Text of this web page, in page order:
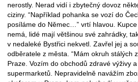
nerostly. Nerad vidí i zbytečný dovoz
ciziny. “Například pohanka se vozí do
posíláme do Němec…” vrtí hlavou.
nemá, lidé mají většinou své zahrádky,
v nedaleké Bystřici nekvetl. Zavřel jej a
odběratele z města. “Mám okruh stálých
Praze. Vozím do obchodů zdravé výživy
supermarketů. Nepravidelně navážím